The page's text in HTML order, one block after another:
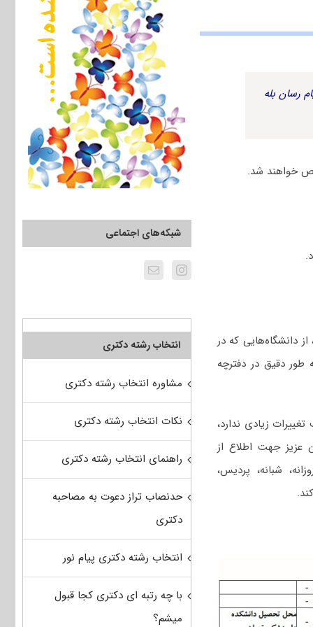
رسان بله
خواهند شد.
از دانشگاه‌هایی که در
دقیق در دفترچه
زیادی ندارد،
عزیز جهت اطلاع از
شبانه، پردیس،
کند.
شبکه‌های اجتماعی
انتخاب رشته دکتری
مشاوره انتخاب رشته دکتری
نکات انتخاب رشته دکتری
راهنمای انتخاب رشته دکتری
حدنصاب تراز دعوت به مصاحبه
دکتری
انتخاب رشته دکتری پیام نور
با چه رتبه ای دکتری کجا قبول
میشم؟